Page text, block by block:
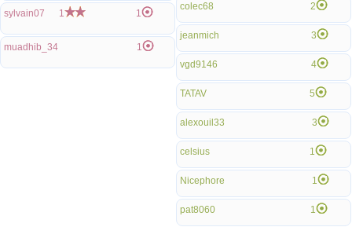
sylvain07 1 1
muadhib_34 1
colec68 2
jeanmich 3
vgd9146 4
TATAV 5
alexouil33 3
celsius 1
Nicephore 1
pat8060 1